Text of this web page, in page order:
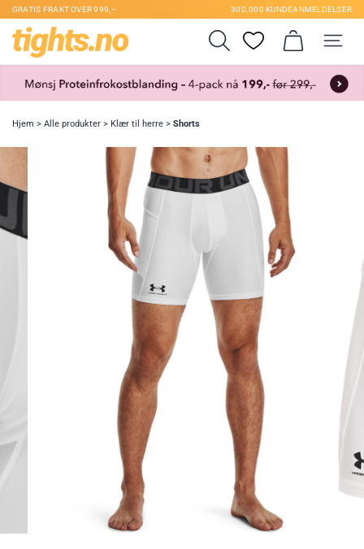
GRATIS FRAKT OVER 999,– 300.000 KUNDEANMELDELSER
Hjem > Alle produkter > Klær til herre > Shorts